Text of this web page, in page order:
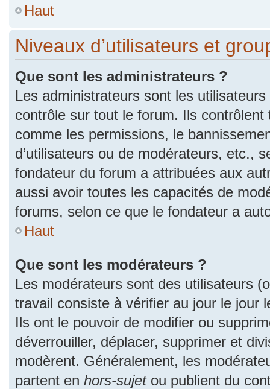
Haut
Niveaux d’utilisateurs et
Que sont les administrateurs ?
Les administrateurs sont les
contrôle sur tout le forum. Ils
comme les permissions, le
d’utilisateurs ou de modérateurs, etc.,
fondateur du forum a attribuées aux
aussi avoir toutes les capacités de
forums, selon ce que le fondateur a
Haut
Que sont les modérateurs ?
Les modérateurs sont des utilisateurs
travail consiste à vérifier au jour le jour
Ils ont le pouvoir de modifier ou
déverrouiller, déplacer, supprimer et
modèrent. Généralement, les
partent en hors-sujetou publient du